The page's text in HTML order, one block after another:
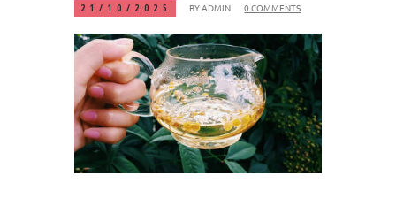
21/10/2025 BYADMIN 0 COMMENTS